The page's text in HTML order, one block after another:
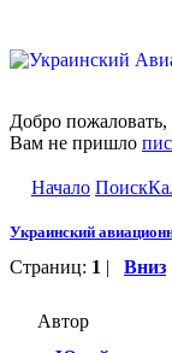
Добро пожаловать,
Вам не пришло
Начало Поиск
Украинский
Страниц: 1 | Вниз
Автор